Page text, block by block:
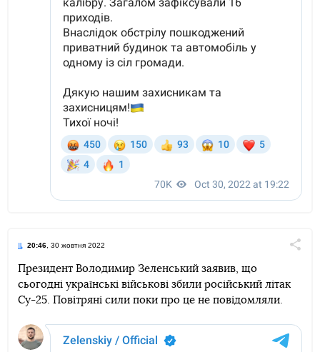
20:46, 30 жовтня 2022
Telegram Facebook Twitter
Президент Володимир Зеленський заявив, що
сьогодні українські військові збили російський літак
Су-25. Повітряні сили поки про це не повідомляли.